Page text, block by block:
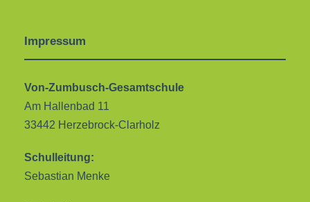
Impressum
Von-Zumbusch-Gesamtschule
Am Hallenbad 11
33442 Herzebrock-Clarholz
Schulleitung:
Sebastian Menke